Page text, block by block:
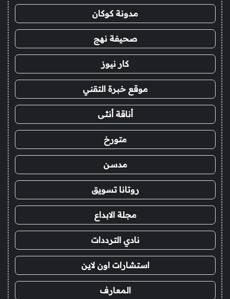
مدونة كوكان
صحيفة نهج
كار نيوز
موقع خبرة التقني
أناقة أنثى
متورخ
مدسن
روتانا تسويق
مجلة الابداع
نادي الترددات
استشارات اون لاين
المعارف